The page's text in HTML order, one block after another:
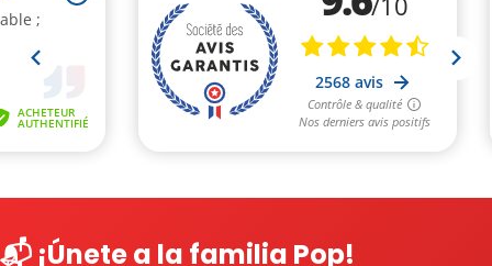
📬 ¡Únete a la familia Pop!